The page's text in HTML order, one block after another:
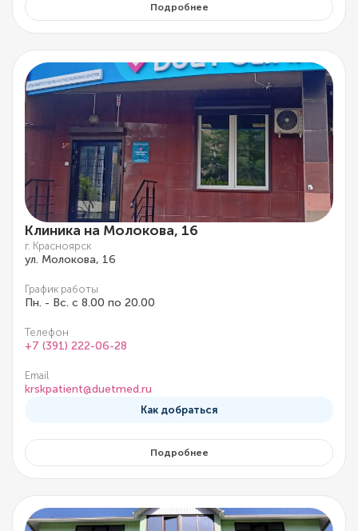
Подробнее
Клиника на Молокова, 16
г. Красноярск
ул. Молокова, 16
График работы
Пн. - Вс. с 8.00 по 20.00
Телефон
+7 (391) 222-06-28
Email
krskpatient@duetmed.ru
Как добраться
Подробнее